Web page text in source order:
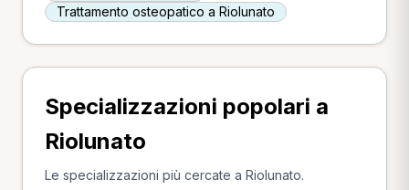
Trattamento osteopatico a Riolunato
Specializzazioni popolari a
Riolunato
Le specializzazioni più cercate a Riolunato.